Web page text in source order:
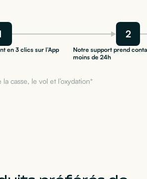
2
en 3 clics sur l’App
Notre support prend
moins de 24h
la casse, le vol et l’oxydation*